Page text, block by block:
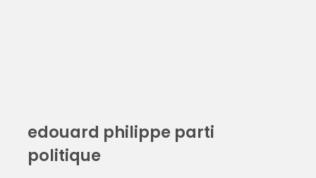
edouard philippe parti
politique